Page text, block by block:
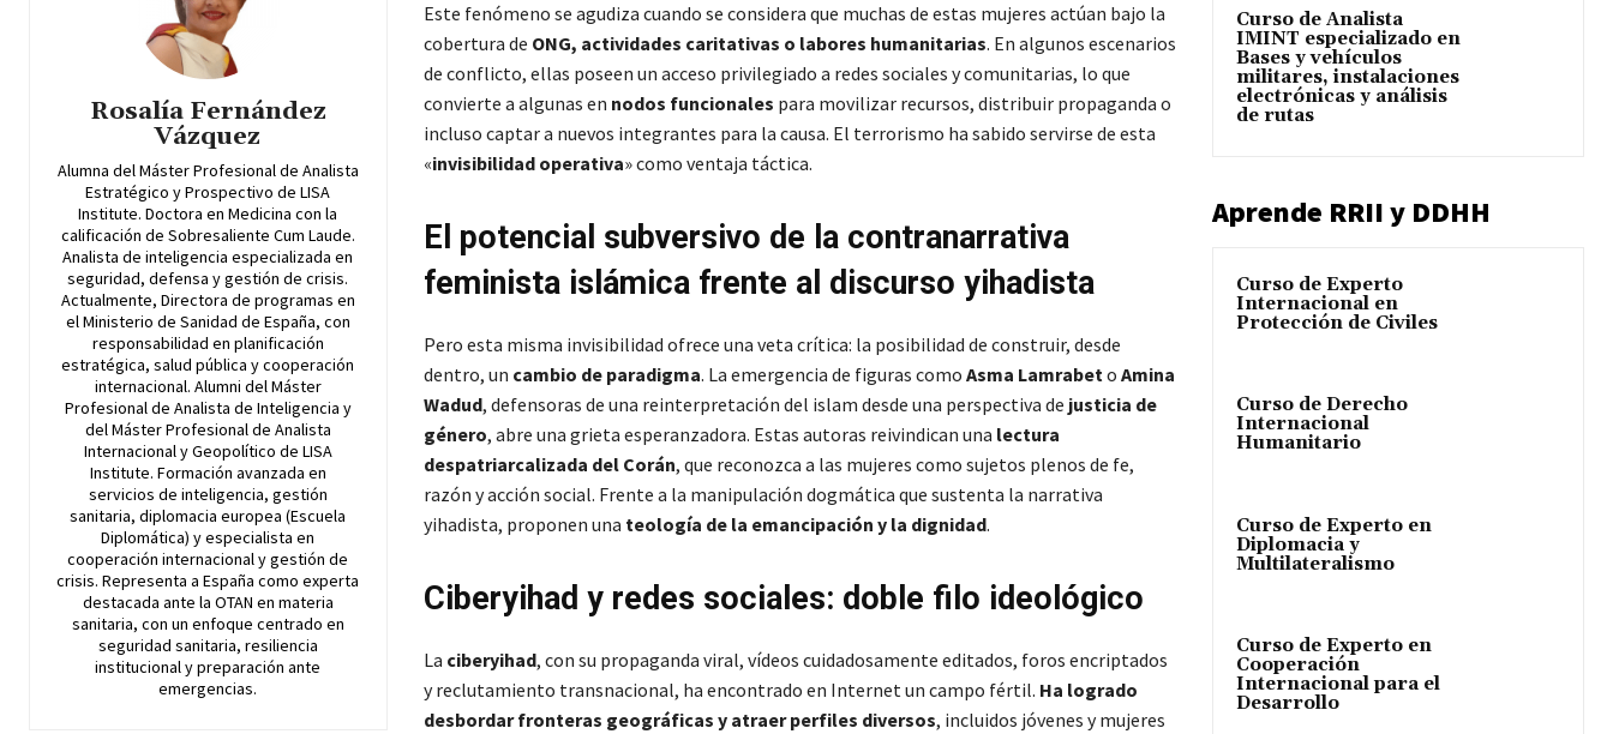
Rosalía Fernández
Vázquez
Alumna del Máster Profesional de Analista
Estratégico y Prospectivo de LISA
Institute. Doctora en Medicina con la
calificación de Sobresaliente Cum Laude.
Analista de inteligencia especializada en
seguridad, defensa y gestión de crisis.
Actualmente, Directora de programas en
el Ministerio de Sanidad de España, con
responsabilidad en planificación
estratégica, salud pública y cooperación
internacional. Alumni del Máster
Profesional de Analista de Inteligencia y
del Máster Profesional de Analista
Internacional y Geopolítico de LISA
Institute. Formación avanzada en
servicios de inteligencia, gestión
sanitaria, diplomacia europea (Escuela
Diplomática) y especialista en
cooperación internacional y gestión de
crisis. Representa a España como experta
destacada ante la OTAN en materia
sanitaria, con un enfoque centrado en
seguridad sanitaria, resiliencia
institucional y preparación ante
emergencias.
Este fenómeno se agudiza cuando se considera que muchas de estas mujeres actúan bajo la
cobertura de ONG, actividades caritativas o labores humanitarias. En algunos escenarios
de conflicto, ellas poseen un acceso privilegiado a redes sociales y comunitarias, lo que
convierte a algunas en nodos funcionales para movilizar recursos, distribuir propaganda o
incluso captar a nuevos integrantes para la causa. El terrorismo ha sabido servirse de esta
«invisibilidad operativa» como ventaja táctica.
El potencial subversivo de la contranarrativa
feminista islámica frente al discurso yihadista
Pero esta misma invisibilidad ofrece una veta crítica: la posibilidad de construir, desde
dentro, un cambio de paradigma. La emergencia de figuras como Asma Lamrabeto Amina
Wadud, defensoras de una reinterpretación del islam desde una perspectiva de justicia de
género, abre una grieta esperanzadora. Estas autoras reivindican una lectura
despatriarcalizada del Corán, que reconozca a las mujeres como sujetos plenos de fe,
razón y acción social. Frente a la manipulación dogmática que sustenta la narrativa
yihadista, proponen una teología de la emancipación y la dignidad.
Ciberyihad y redes sociales: doble filo ideológico
La ciberyihad, con su propaganda viral, vídeos cuidadosamente editados, foros encriptados
y reclutamiento transnacional, ha encontrado en Internet un campo fértil. Ha logrado
desbordar fronteras geográficas y atraer perfiles diversos, incluidos jóvenes y mujeres
Curso de Analista
IMINT especializado en
Bases y vehículos
militares, instalaciones
electrónicas y análisis
de rutas
Aprende RRII y DDHH
Curso de Experto
Internacional en
Protección de Civiles
Curso de Derecho
Internacional
Humanitario
Curso de Experto en
Diplomacia y
Multilateralismo
Curso de Experto en
Cooperación
Internacional para el
Desarrollo